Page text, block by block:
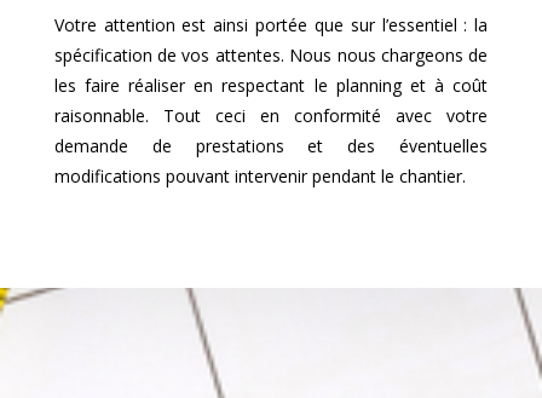
Votre attention est ainsi portée que sur l’essentiel : la
spécification de vos attentes. Nous nous chargeons de
les faire réaliser en respectant le planning et à coût
raisonnable. Tout ceci en conformité avec votre
demande de prestations et des éventuelles
modifications pouvant intervenir pendant le chantier.